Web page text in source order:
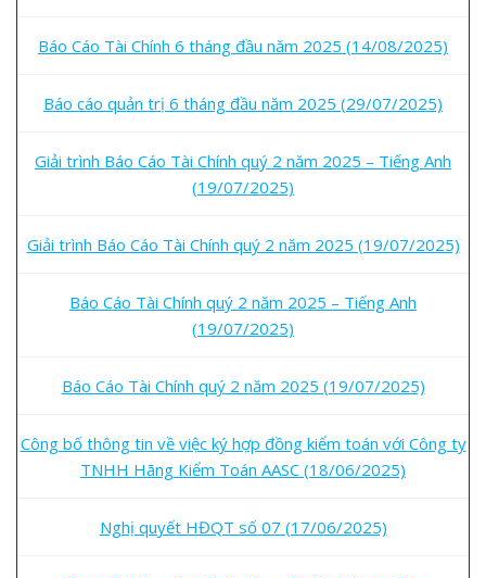
Báo Cáo Tài Chính 6 tháng đầu năm 2025 (14/08/2025)
Báo cáo quản trị 6 tháng đầu năm 2025 (29/07/2025)
Giải trình Báo Cáo Tài Chính quý 2 năm 2025 – Tiếng Anh
(19/07/2025)
Giải trình Báo Cáo Tài Chính quý 2 năm 2025 (19/07/2025)
Báo Cáo Tài Chính quý 2 năm 2025 – Tiếng Anh
(19/07/2025)
Báo Cáo Tài Chính quý 2 năm 2025 (19/07/2025)
Công bố thông tin về việc ký hợp đồng kiểm toán với Công ty
TNHH Hãng Kiểm Toán AASC (18/06/2025)
Nghị quyết HĐQT số 07 (17/06/2025)